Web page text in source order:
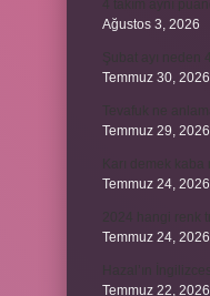
Ağustos 3, 2026
Temmuz 30, 2026
Temmuz 29, 2026
Temmuz 24, 2026
Temmuz 24, 2026
Temmuz 22, 2026